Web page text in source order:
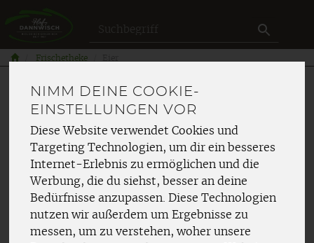
NIMM DEINE COOKIE-
EINSTELLUNGEN VOR
Diese Website verwendet Cookies und
Targeting Technologien, um dir ein besseres
Internet-Erlebnis zu ermöglichen und die
Werbung, die du siehst, besser an deine
Bedürfnisse anzupassen. Diese Technologien
nutzen wir außerdem um Ergebnisse zu
messen, um zu verstehen, woher unsere
Frischetheke
EIER
Hersteller Ernährung